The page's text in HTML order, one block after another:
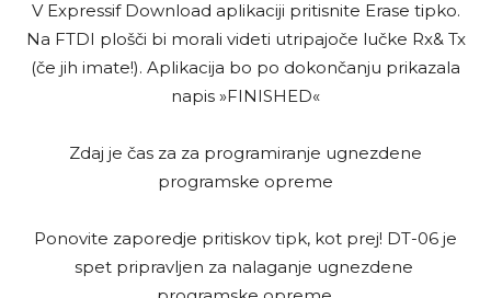
V Expressif Download aplikaciji pritisnite Erase tipko.
Na FTDI plošči bi morali videti utripajoče lučke Rx& Tx
(če jih imate!). Aplikacija bo po dokončanju prikazala
napis »FINISHED«
Zdaj je čas za za programiranje ugnezdene
programske opreme
Ponovite zaporedje pritiskov tipk, kot prej! DT-06 je
spet pripravljen za nalaganje ugnezdene